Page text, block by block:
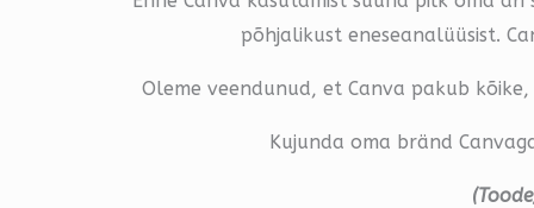
põhjalikust eneseanalüüsist.
Oleme veendunud, et Canva pakub
Kujunda oma bränd